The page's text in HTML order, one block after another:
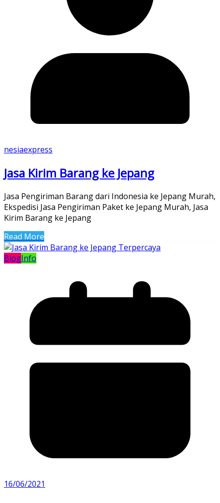
nesiaexpress
Jasa Kirim Barang ke Jepang
Jasa Pengiriman Barang dari Indonesia ke Jepang Murah,
Ekspedisi Jasa Pengiriman Paket ke Jepang Murah, Jasa
Kirim Barang ke Jepang
Read More
BlogInfo
16/06/2021